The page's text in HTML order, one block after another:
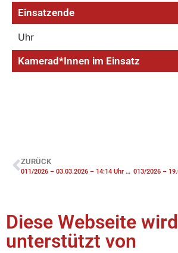
Einsatzende
Uhr
Kamerad*Innen im Einsatz
ZURÜCK
011/2026 – 03.03.2026 – 14:14 Uhr – F1 Unterstützung WF IPWS
Diese Webseite wird
unterstützt von​